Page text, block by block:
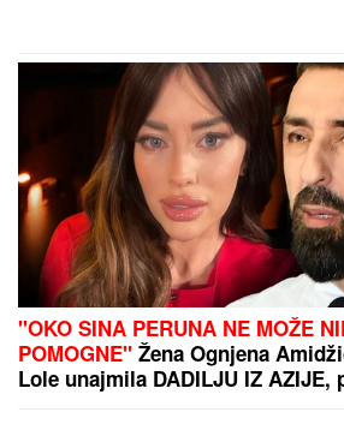
"OKO SINA PERUNA NE MOŽE
POMOGNE" Žena Ognjena
Lole unajmila DADILJU IZ AZIJE,